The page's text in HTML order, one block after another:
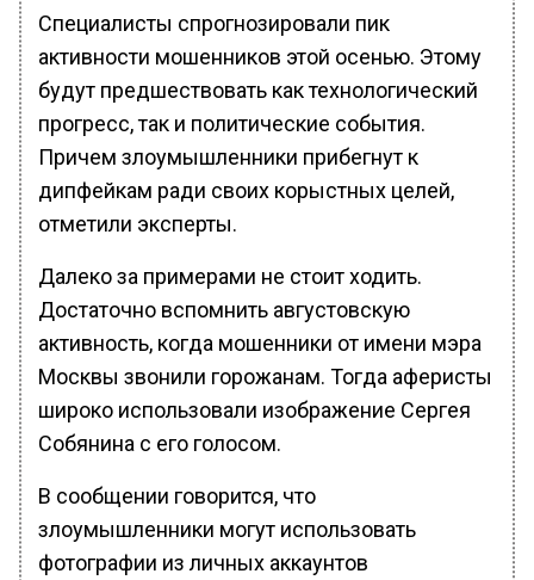
Специалисты спрогнозировали пик
активности мошенников этой осенью. Этому
будут предшествовать как технологический
прогресс, так и политические события.
Причем злоумышленники прибегнут к
дипфейкам ради своих корыстных целей,
отметили эксперты.
Далеко за примерами не стоит ходить.
Достаточно вспомнить августовскую
активность, когда мошенники от имени мэра
Москвы звонили горожанам. Тогда аферисты
широко использовали изображение Сергея
Собянина с его голосом.
В сообщении говорится, что
злоумышленники могут использовать
фотографии из личных аккаунтов